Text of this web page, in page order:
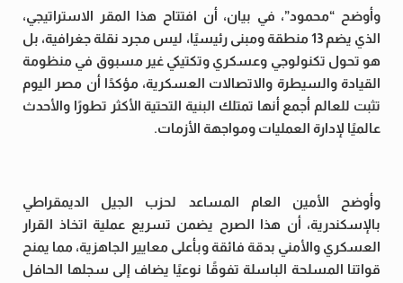
وأوضح “محمود”، في بيان، أن افتتاح هذا المقر الاستراتيجي،
الذي يضم 13 منطقة ومبنى رئيسيًا، ليس مجرد نقلة جغرافية، بل
هو تحول تكنولوجي وعسكري وتكتيكي غير مسبوق في منظومة
القيادة والسيطرة والاتصالات العسكرية، مؤكدًا أن مصر اليوم
تثبت للعالم أجمع أنها تمتلك البنية التحتية الأكثر تطورًا والأحدث
عالميًا لإدارة العمليات ومواجهة الأزمات.
وأوضح الأمين العام المساعد لحزب الجيل الديمقراطي
بالإسكندرية، أن هذا الصرح يضمن تسريع عملية اتخاذ القرار
العسكري والأمني بدقة فائقة وبأعلى معايير الجاهزية، مما يمنح
قواتنا المسلحة الباسلة تفوقًا نوعيًا يضاف إلى سجلها الحافل